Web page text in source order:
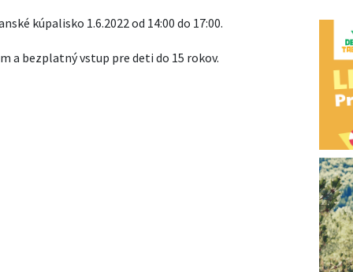
kúpalisko 1.6.2022 od 14:00 do 17:00.
a bezplatný vstup pre deti do 15 rokov.